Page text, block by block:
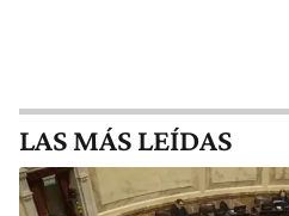
LAS MÁS LEÍDAS